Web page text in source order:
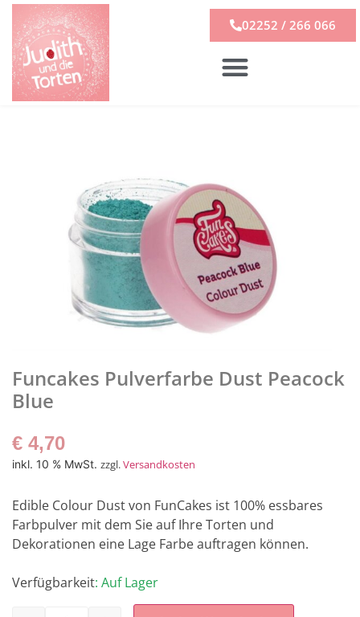
02252 / 266 066
Funcakes Pulverfarbe Dust Peacock
Blue
€ 4,70
inkl. 10 % MwSt. zzgl.Versandkosten
Edible Colour Dust von FunCakes ist 100% essbares
Farbpulver mit dem Sie auf Ihre Torten und
Dekorationen eine Lage Farbe auftragen können.
Verfügbarkeit: Auf Lager